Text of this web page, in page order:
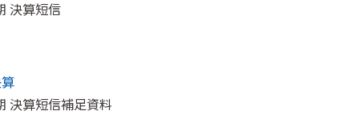
決算短信
決算短信補足資料